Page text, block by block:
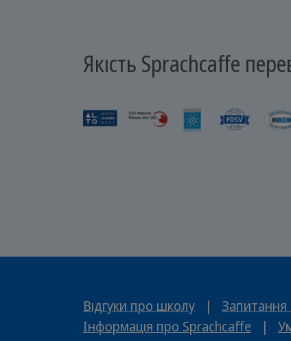
Якість Sprachcaffe
Відгуки про школу | Запитання
Інформація про Sprachcaffe
|